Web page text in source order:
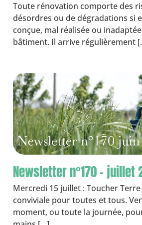
Toute rénovation comporte des
désordres ou de dégradations si
conçue, mal réalisée ou
bâtiment. Il arrive régulièrement
Newsletter n°170 – juillet
Mercredi 15 juillet : Toucher
conviviale pour toutes et tous.
moment, ou toute la journée,